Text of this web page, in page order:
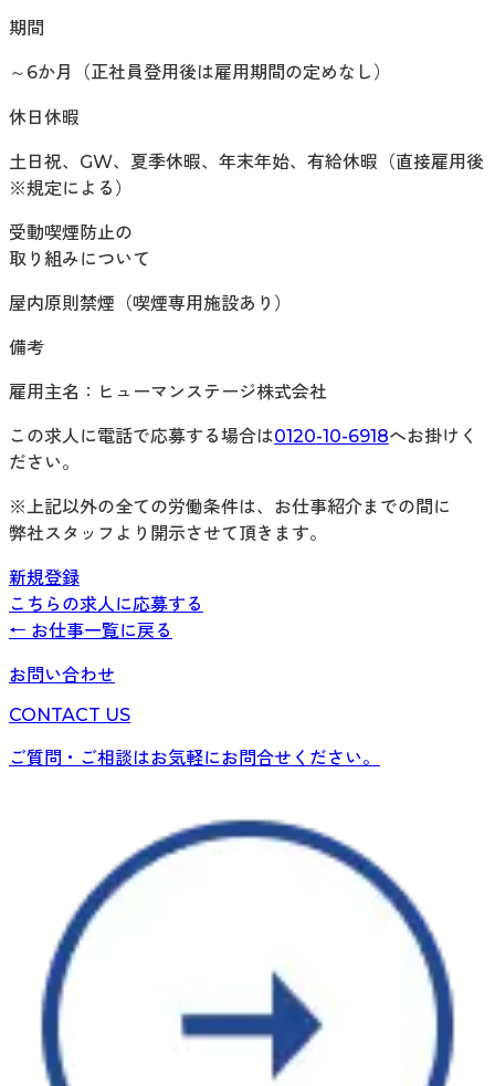
期間
～6か月（正社員登用後は雇用期間の定めなし）
休日休暇
土日祝、GW、夏季休暇、年末年始、有給休暇（直接雇用後
※規定による）
受動喫煙防止の
取り組みについて
屋内原則禁煙（喫煙専用施設あり）
備考
雇用主名：ヒューマンステージ株式会社
この求人に電話で応募する場合は0120-10-6918へお掛けく
ださい。
※上記以外の全ての労働条件は、お仕事紹介までの間に
弊社スタッフより開示させて頂きます。
新規登録
こちらの求人に応募する
← お仕事一覧に戻る
お問い合わせ
CONTACT US
ご質問・ご相談はお気軽にお問合せください。